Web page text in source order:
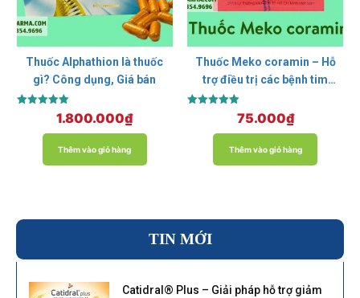
Thuốc Alphathion là thuốc
gì? Công dụng, Giá bán
Được xếp
5.00
1.800.000₫
Thêm vào giỏ hàng
Thuốc Meko coramin – Hỗ
trợ điều trị các bệnh tim
5.00
75.000₫
Thêm vào giỏ hàng
TIN MỚI
Catidral® Plus – Giải pháp hỗ trợ giảm